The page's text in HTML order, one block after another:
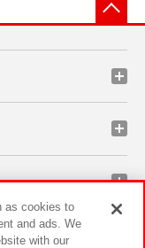
as cookies to
and ads. We
with our